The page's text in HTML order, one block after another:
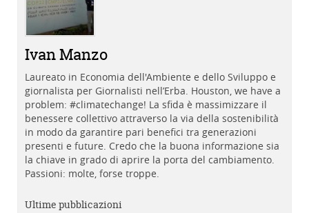
Ivan Manzo
Laureato in Economia dell'Ambiente e dello Sviluppo e
giornalista per Giornalisti nell’Erba. Houston, we have a
problem: #climatechange! La sfida è massimizzare il
benessere collettivo attraverso la via della sostenibilità
in modo da garantire pari benefici tra generazioni
presenti e future. Credo che la buona informazione sia
la chiave in grado di aprire la porta del cambiamento.
Passioni: molte, forse troppe.
Ultime pubblicazioni